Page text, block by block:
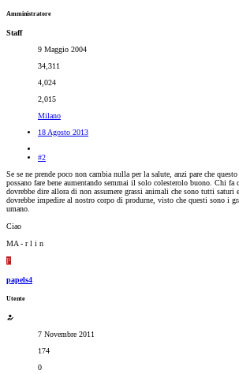
Amministratore
Staff
9 Maggio 2004
34,311
4,024
2,015
Milano
18 Agosto 2013
#2
Se se ne prende poco non cambia nulla per la salute, anzi pare che
possano fare bene aumentando semmai il solo colesterolo buono. Chi fa
dovrebbe dire allora di non assumere grassi animali che sono tutti saturi
dovrebbe impedire al nostro corpo di produrne, visto che questi sono i
umano.
Ciao
MA - r l i n
P
papels4
Utente
7 Novembre 2011
174
0